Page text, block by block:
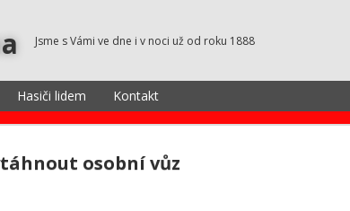
Jsme s Vámi ve dne i v noci už od roku 1888
Hasiči lidem Kontakt
osobní vůz